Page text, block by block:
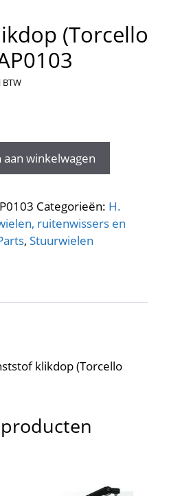
(Torcello
BTW
aan winkelwagen
Categorieën: H.
ruitenwissers en
, Stuurwielen
klikdop (Torcello